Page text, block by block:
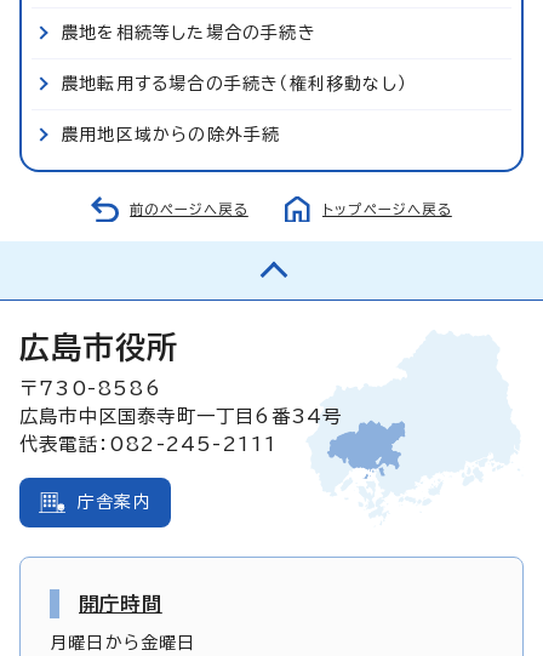
農地を相続等した場合の手続き
農地転用する場合の手続き（権利移動なし）
農用地区域からの除外手続
前のページへ戻る トップページへ戻る
広島市役所
〒730-8586
広島市中区国泰寺町一丁目6番34号
代表電話：082-245-2111
庁舎案内
開庁時間
月曜日から金曜日